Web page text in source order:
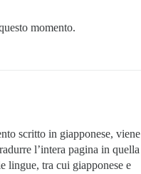
momento.
scritto in giapponese, viene
l’intera pagina in quella
lingue, tra cui giapponese e